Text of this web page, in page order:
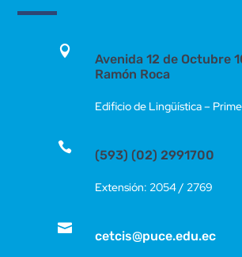

Avenida 12 de Octubre
Ramón Roca
Edificio de Lingüística –

(593) (02) 2991700
Extensión: 2054 / 2769

cetcis@puce.edu.ec